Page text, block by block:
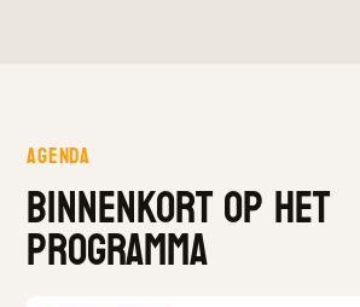
Agenda
Binnenkort op het
programma